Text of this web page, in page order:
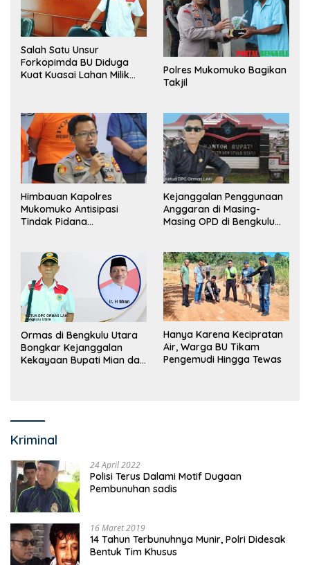
Salah Satu Unsur
Forkopimda BU Diduga
Kuat Kuasai Lahan Milik
Polres Mukomuko Bagikan
Takjil
Himbauan Kapolres
Mukomuko Antisipasi
Tindak Pidana
Kejanggalan Penggunaan
Anggaran di Masing-
Masing OPD di Bengkulu
Ormas di Bengkulu Utara
Bongkar Kejanggalan
Kekayaan Bupati Mian dan
Hanya Karena Kecipratan
Air, Warga BU Tikam
Pengemudi Hingga Tewas
Kriminal
24 April 2022
Polisi Terus Dalami Motif Dugaan
Pembunuhan sadis
16 Maret 2019
14 Tahun Terbunuhnya Munir, Polri Didesak
Bentuk Tim Khusus